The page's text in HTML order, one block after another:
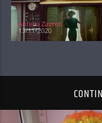
Antena Zagreb
13/11/2020